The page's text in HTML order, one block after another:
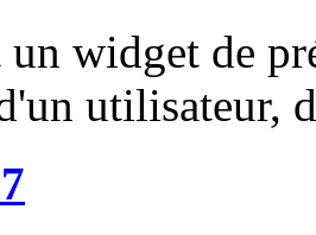
widget de
utilisateur,